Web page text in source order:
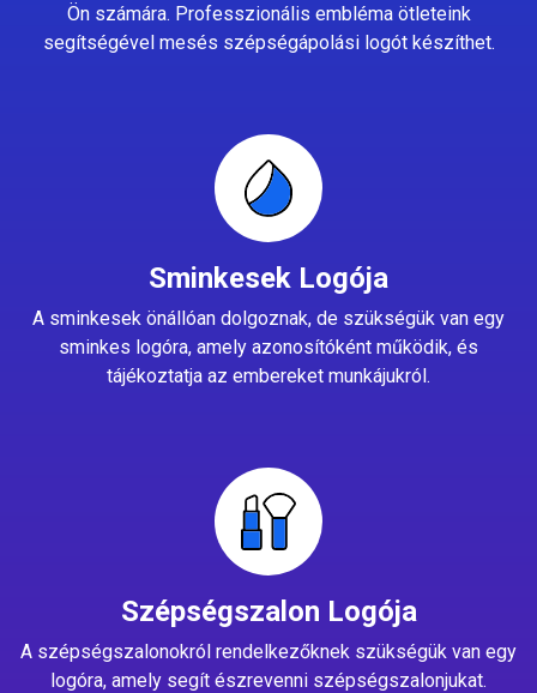
Ön számára. Professzionális embléma ötleteink
segítségével mesés szépségápolási logót készíthet.
Sminkesek Logója
A sminkesek önállóan dolgoznak, de szükségük van egy
sminkes logóra, amely azonosítóként működik, és
tájékoztatja az embereket munkájukról.
Szépségszalon Logója
A szépségszalonokról rendelkezőknek szükségük van egy
logóra, amely segít észrevenni szépségszalonjukat.